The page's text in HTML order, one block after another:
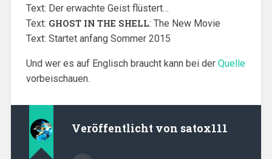
Text: Der erwachte Geist flüstert…
Text: GHOST IN THE SHELL: The New Movie
Text: Startet anfang Sommer 2015
Und wer es auf Englisch braucht kann bei der Quelle
vorbeischauen.
Veröffentlicht von satox111